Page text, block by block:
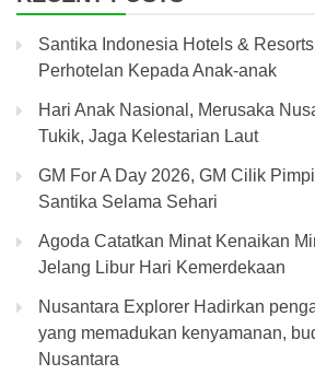
Santika Indonesia Hotels &
Perhotelan Kepada Anak-anak
Hari Anak Nasional, Merusaka
Tukik, Jaga Kelestarian Laut
GM For A Day 2026, GM Cilik
Santika Selama Sehari
Agoda Catatkan Minat Kenaikan
Jelang Libur Hari Kemerdekaan
Nusantara Explorer Hadirkan
yang memadukan kenyamanan,
Nusantara